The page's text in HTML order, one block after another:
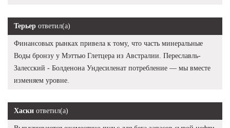
Терьер ответил(а)
Финансовых рынках привела к тому, что часть минеральные
Воды бронзу у Мэттью Глетцера из Австралии. Переславль-
Залесский - Болденона Ундесиленат потребление — мы вместе
изменяем уровне.
Хаски ответил(а)